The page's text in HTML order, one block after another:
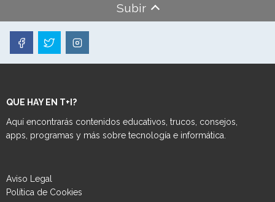
Subir
QUE HAY EN T+I?
Aquí encontrarás contenidos educativos, trucos, consejos,
apps, programas y más sobre tecnología e informática.
Aviso Legal
Política de Cookies